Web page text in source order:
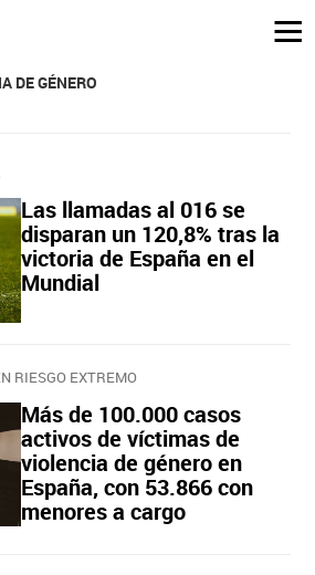
DE GÉNERO
Las llamadas al 016 se
disparan un 120,8% tras la
victoria de España en el
Mundial
RIESGO EXTREMO
Más de 100.000 casos
activos de víctimas de
violencia de género en
España, con 53.866 con
menores a cargo